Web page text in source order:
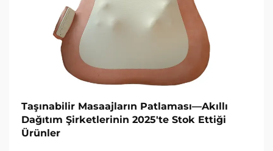
Taşınabilir Masaajların Patlaması—Akıllı
Dağıtım Şirketlerinin 2025'te Stok Ettiği
Ürünler